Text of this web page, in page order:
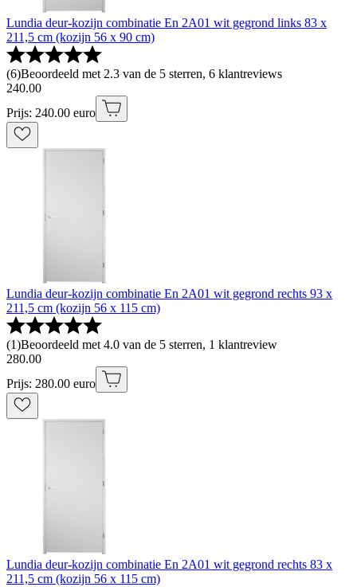
Lundia deur-kozijn combinatie En 2A01 wit gegrond links 83 x
211,5 cm (kozijn 56 x 90 cm)
(6)Beoordeeld met 2.3 van de 5 sterren, 6 klantreviews
240.00
Prijs: 240.00 euro
Lundia deur-kozijn combinatie En 2A01 wit gegrond rechts 93 x
211,5 cm (kozijn 56 x 115 cm)
(1)Beoordeeld met 4.0 van de 5 sterren, 1 klantreview
280.00
Prijs: 280.00 euro
Lundia deur-kozijn combinatie En 2A01 wit gegrond rechts 83 x
211,5 cm (kozijn 56 x 115 cm)